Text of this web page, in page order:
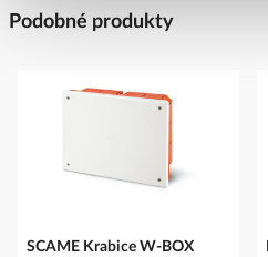
Podobné produkty
SCAME Krabice W-BOX